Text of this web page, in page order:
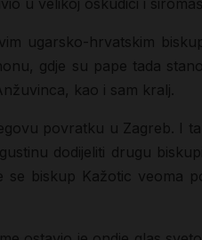
ugarsko-hrvatskim
gdje su pape tada
kao i sam kralj.
povratku u Zagreb. I
dodijeliti drugu
biskup Kažotic veoma